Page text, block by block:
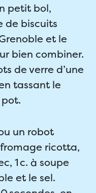
petit bol,
de biscuits
et le
bien combiner.
de verre d’une
tassant le
un robot
ricotta,
1 c. à soupe
et le sel.